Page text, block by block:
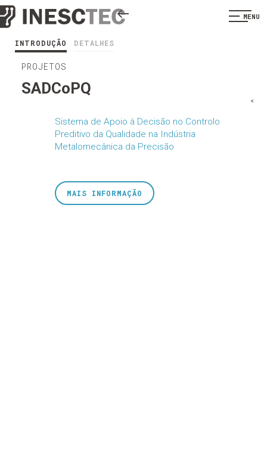
MENU
INTRODUÇÃO DETALHES
PROJETOS
SADCoPQ
Sistema de Apoio à Decisão no Controlo
Preditivo da Qualidade na Indústria
Metalomecânica da Precisão
<
MAIS INFORMAÇÃO